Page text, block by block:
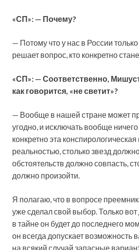
«СП»: — Почему?
— Потому что у нас в России
решает вопрос, кто конкретно
«СП»: — Соответственно,
как говорится, «не светит»?
— Вообще в нашей стране может
угодно, и исключать вообще
конкретно эта
реальностью, столько звезд
обстоятельств должно совпасть,
должно произойти.
Я полагаю, что в вопросе
уже сделал свой выбор. Только вот
в тайне он будет до последнего
он всегда допускает возможность
на всякий случай запасные